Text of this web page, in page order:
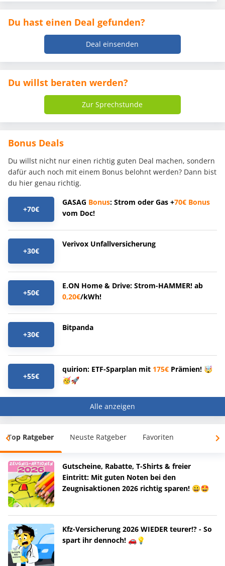
Du hast einen Deal gefunden?
Deal einsenden
Du willst beraten werden?
Zur Sprechstunde
Bonus Deals
Du willst nicht nur einen richtig guten Deal machen, sondern
dafür auch noch mit einem Bonus belohnt werden? Dann bist
du hier genau richtig.
+70€
GASAG Bonus: Strom oder Gas +70€ Bonus
vom Doc!
+30€
Verivox Unfallversicherung
+50€
E.ON Home & Drive: Strom-HAMMER! ab
0,20€/kWh!
+30€
Bitpanda
+55€
quirion: ETF-Sparplan mit 175€ Prämien! 🤯
🥳🚀
Alle anzeigen
Top Ratgeber Neuste Ratgeber Favoriten
Gutscheine, Rabatte, T-Shirts & freier
Eintritt: Mit guten Noten bei den
Zeugnisaktionen 2026 richtig sparen! 😀🤩
Kfz-Versicherung 2026 WIEDER teurer!? - So
spart ihr dennoch! 🚗💡